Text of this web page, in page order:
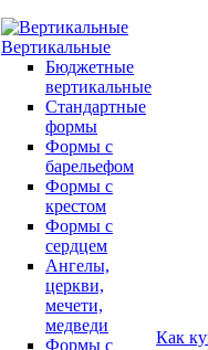
Вертикальные
Бюджетные
вертикальные
Стандартные
формы
Формы с
барельефом
Формы с
крестом
Формы с
сердцем
Ангелы,
церкви,
мечети,
медведи
Формы с
Как